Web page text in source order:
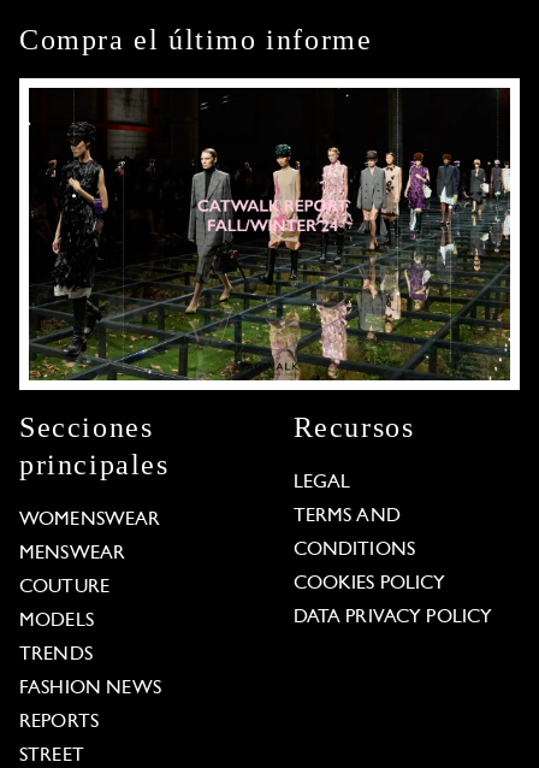
Compra el último informe
Secciones
principales
WOMENSWEAR
MENSWEAR
COUTURE
MODELS
TRENDS
FASHION NEWS
REPORTS
STREET
Recursos
LEGAL
TERMS AND
CONDITIONS
COOKIES POLICY
DATA PRIVACY POLICY